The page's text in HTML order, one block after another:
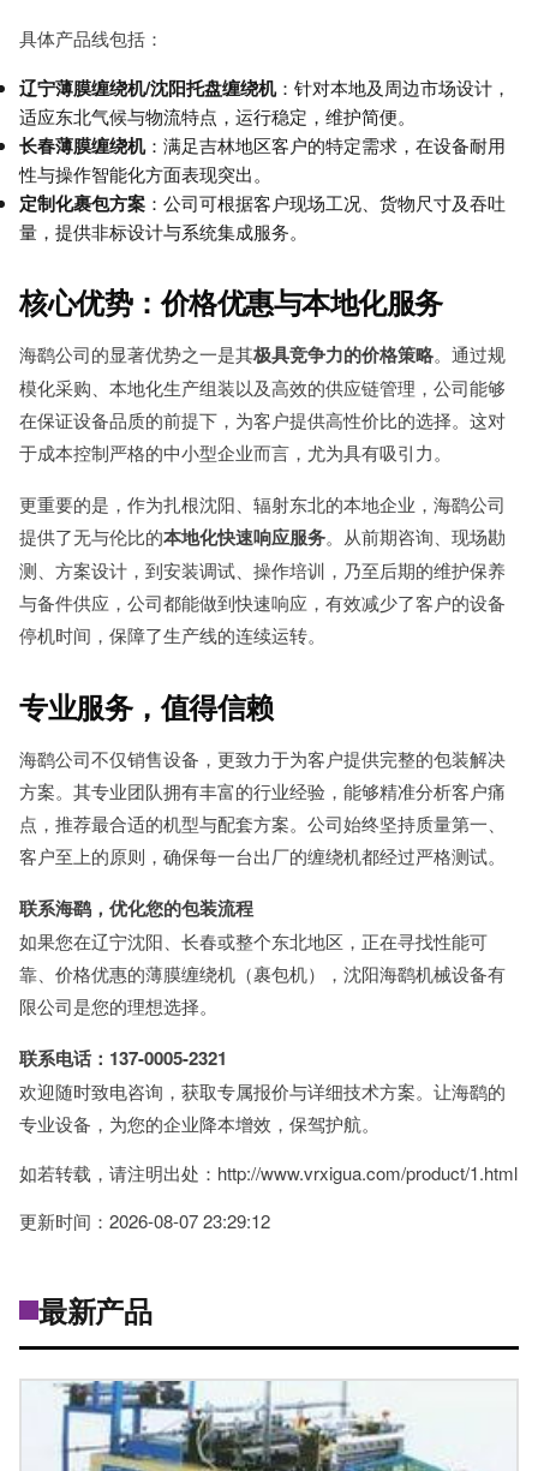
具体产品线包括：
辽宁薄膜缠绕机/沈阳托盘缠绕机：针对本地及周边市场设计，
适应东北气候与物流特点，运行稳定，维护简便。
长春薄膜缠绕机：满足吉林地区客户的特定需求，在设备耐用
性与操作智能化方面表现突出。
定制化裹包方案 ：公司可根据客户现场工况、货物尺寸及吞吐
量，提供非标设计与系统集成服务。
核心优势：价格优惠与本地化服务
海鹞公司的显著优势之一是其极具竞争力的价格策略。通过规
模化采购、本地化生产组装以及高效的供应链管理，公司能够
在保证设备品质的前提下，为客户提供高性价比的选择。这对
于成本控制严格的中小型企业而言，尤为具有吸引力。
更重要的是，作为扎根沈阳、辐射东北的本地企业，海鹞公司
提供了无与伦比的本地化快速响应服务。从前期咨询、现场勘
测、方案设计，到安装调试、操作培训，乃至后期的维护保养
与备件供应，公司都能做到快速响应，有效减少了客户的设备
停机时间，保障了生产线的连续运转。
专业服务，值得信赖
海鹞公司不仅销售设备，更致力于为客户提供完整的包装解决
方案。其专业团队拥有丰富的行业经验，能够精准分析客户痛
点，推荐最合适的机型与配套方案。公司始终坚持质量第一、
客户至上的原则，确保每一台出厂的缠绕机都经过严格测试。
联系海鹞，优化您的包装流程
如果您在辽宁沈阳、长春或整个东北地区，正在寻找性能可
靠、价格优惠的薄膜缠绕机（裹包机），沈阳海鹞机械设备有
限公司是您的理想选择。
联系电话：137-0005-2321
欢迎随时致电咨询，获取专属报价与详细技术方案。让海鹞的
专业设备，为您的企业降本增效，保驾护航。
如若转载，请注明出处：http://www.vrxigua.com/product/1.html
更新时间：2026-08-07 23:29:12
最新产品